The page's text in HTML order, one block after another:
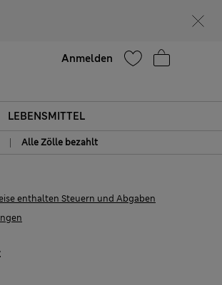
Anmelden
LEBENSMITTEL
| Alle Zölle bezahlt
enthalten Steuern und Abgaben